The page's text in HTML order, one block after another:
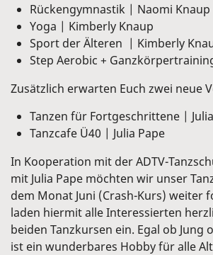
Rückengymnastik | Naomi Knaup
Yoga | Kimberly Knaup
Sport der Älteren | Kimberly
Step Aerobic +
Zusätzlich erwarten Euch zwei neue
Tanzen für Fortgeschrittene |
Tanzcafe Ü40 | Julia Pape
In Kooperation mit der ADTV-
mit Julia Pape möchten wir unser
dem Monat Juni (Crash-Kurs) weiter
laden hiermit alle Interessierten
beiden Tanzkursen ein. Egal ob Jung
ist ein wunderbares Hobby für alle